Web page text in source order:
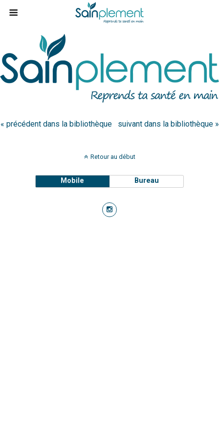
« précédent dans la bibliothèque suivant dans la bibliothèque »
Retour au début
Mobile Bureau